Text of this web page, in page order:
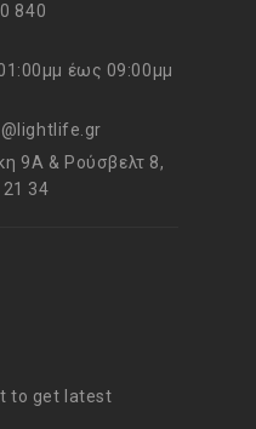
840
έως 09:00μμ
9Α & Ρούσβελτ 8,
34
to get latest